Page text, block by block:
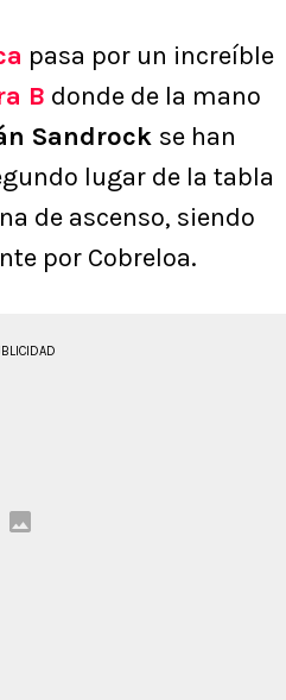
pasa por un increíble
B donde de la mano
Sandrock se han
lugar de la tabla
de ascenso, siendo
por Cobreloa.